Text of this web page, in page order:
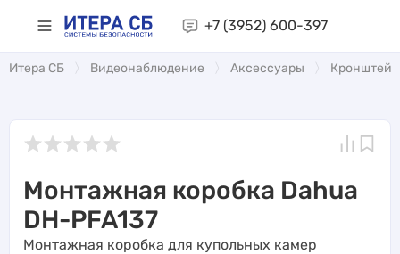
+7 (3952) 600-397
Итера СБ Видеонаблюдение Аксессуары
Монтажная коробка Dahua
DH-PFA137
Монтажная коробка для купольных камер